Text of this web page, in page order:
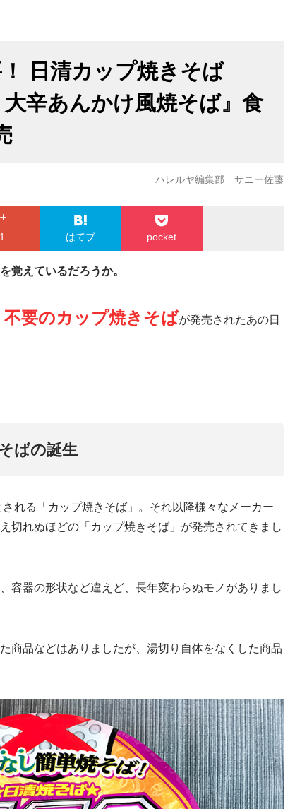
！ 日清カップ焼きそば
大辛あんかけ風焼そば』食
ハレルヤ編集部 サニー佐藤
はてブ pocket
覚えているだろうか。
不要のカップ焼きそばが発売されたあの日
ばの誕生
れる「カップ焼きそば」。それ以降様々なメーカー
切れぬほどの「カップ焼きそば」が発売されてきまし
容器の形状など違えど、長年変わらぬモノがありまし
商品などはありましたが、湯切り自体をなくした商品